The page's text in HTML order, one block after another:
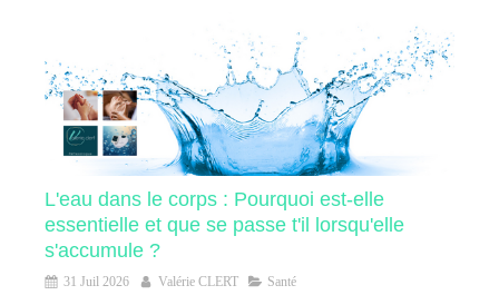
L'eau dans le corps : Pourquoi est-elle
essentielle et que se passe t'il lorsqu'elle
s'accumule ?
31 Juil 2026 Valérie CLERT Santé